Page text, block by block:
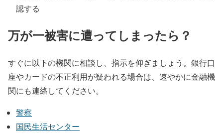
認する
万が一被害に遭ってしまったら？
すぐに以下の機関に相談し、指示を仰ぎましょう。銀行口
座やカードの不正利用が疑われる場合は、速やかに金融機
関にも連絡してください。
警察
国民生活センター